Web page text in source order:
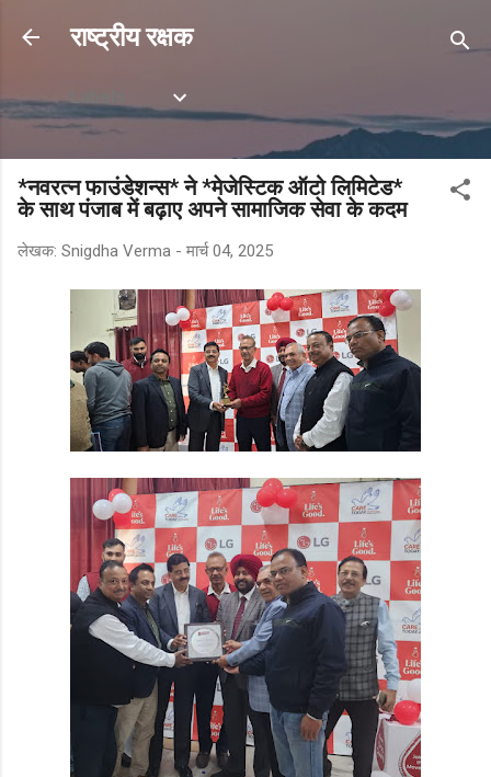
सीधे मुख्य सामग्री पर जाएं
राष्ट्रीय रक्षक
Labels
*नवरत्न फाउंडेशन्स* ने *मेजेस्टिक ऑटो लिमिटेड*
के साथ पंजाब में बढ़ाए अपने सामाजिक सेवा के कदम
लेखक: Snigdha Verma - मार्च 04, 2025